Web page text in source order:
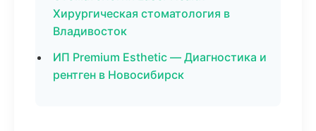
Хирургическая стоматология в
Владивосток
ИП Premium Esthetic — Диагностика и
рентген в Новосибирск